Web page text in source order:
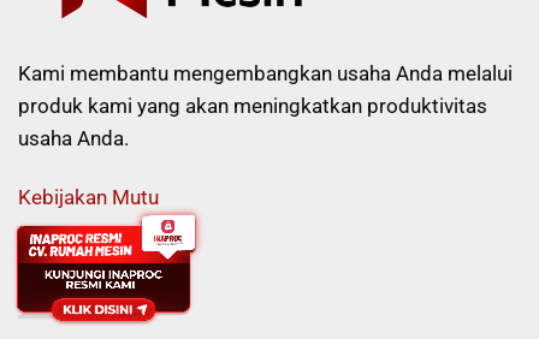
Kami membantu mengembangkan usaha Anda melalui
produk kami yang akan meningkatkan produktivitas
usaha Anda.
Kebijakan Mutu
KONTAK